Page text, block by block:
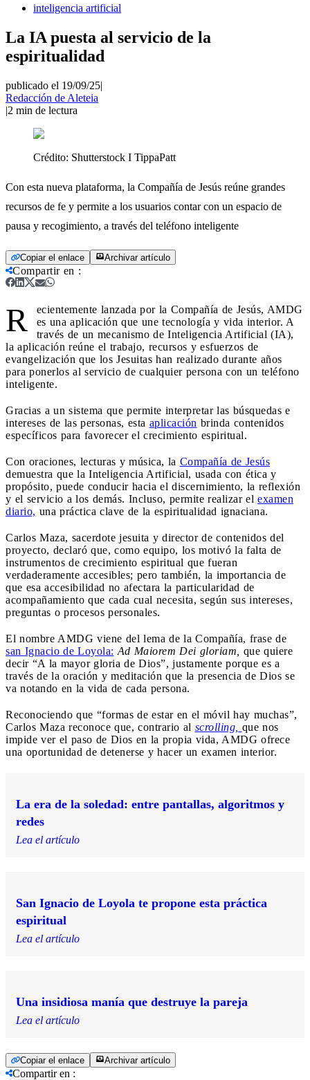
inteligencia artificial
La IA puesta al servicio de la
espiritualidad
publicado el 19/09/25|
Redacción de Aleteia
|2 min de lectura
Crédito: Shutterstock I TippaPatt
Con esta nueva plataforma, la Compañía de Jesús reúne grandes
recursos de fe y permite a los usuarios contar con un espacio de
pausa y recogimiento, a través del teléfono inteligente
Copiar el enlace Archivar artículo
Compartir en :
R
ecientemente lanzada por la Compañía de Jesús, AMDG
es una aplicación que une tecnología y vida interior. A
través de un mecanismo de Inteligencia Artificial (IA),
la aplicación reúne el trabajo, recursos y esfuerzos de
evangelización que los Jesuitas han realizado durante años
para ponerlos al servicio de cualquier persona con un teléfono
inteligente.
Gracias a un sistema que permite interpretar las búsquedas e
intereses de las personas, esta aplicación brinda contenidos
específicos para favorecer el crecimiento espiritual.
Con oraciones, lecturas y música, la Compañía de Jesús
demuestra que la Inteligencia Artificial, usada con ética y
propósito, puede conducir hacia el discernimiento, la reflexión
y el servicio a los demás. Incluso, permite realizar el examen
diario, una práctica clave de la espiritualidad ignaciana.
Carlos Maza, sacerdote jesuita y director de contenidos del
proyecto, declaró que, como equipo, los motivó la falta de
instrumentos de crecimiento espiritual que fueran
verdaderamente accesibles; pero también, la importancia de
que esa accesibilidad no afectara la particularidad de
acompañamiento que cada cual necesita, según sus intereses,
preguntas o procesos personales.
El nombre AMDG viene del lema de la Compañía, frase de
san Ignacio de Loyola: Ad Maiorem Dei gloriam,
que quiere
decir “A la mayor gloria de Dios”, justamente porque es a
través de la oración y meditación que la presencia de Dios se
va notando en la vida de cada persona.
Reconociendo que “formas de estar en el móvil hay muchas”,
Carlos Maza reconoce que, contrario al scrolling, que nos
impide ver el paso de Dios en la propia vida, AMDG ofrece
una oportunidad de detenerse y hacer un examen interior.
La era de la soledad: entre pantallas, algoritmos y
redes
Lea el artículo
San Ignacio de Loyola te propone esta práctica
espiritual
Lea el artículo
Una insidiosa manía que destruye la pareja
Lea el artículo
Copiar el enlace Archivar artículo
Compartir en :